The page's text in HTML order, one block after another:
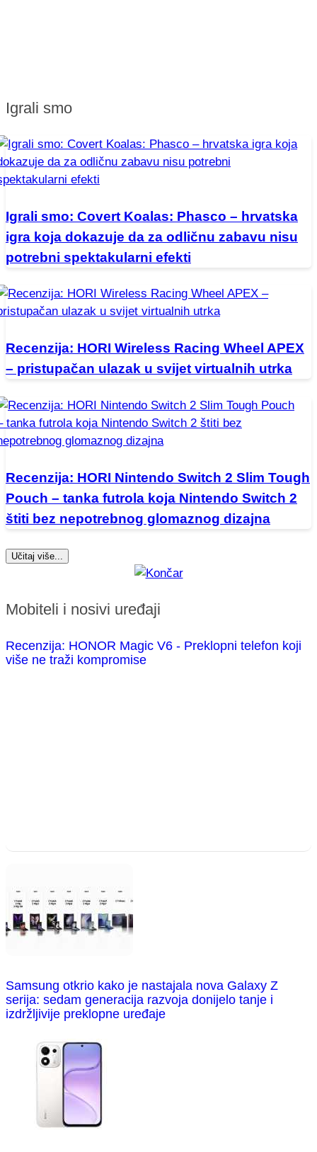
Igrali smo
Igrali smo: Covert Koalas: Phasco – hrvatska
igra koja dokazuje da za odličnu zabavu nisu
potrebni spektakularni efekti
Recenzija: HORI Wireless Racing Wheel APEX
– pristupačan ulazak u svijet virtualnih utrka
Recenzija: HORI Nintendo Switch 2 Slim Tough
Pouch – tanka futrola koja Nintendo Switch 2
štiti bez nepotrebnog glomaznog dizajna
Učitaj više...
Mobiteli i nosivi uređaji
Recenzija: HONOR Magic V6 - Preklopni telefon koji
više ne traži kompromise
Samsung otkrio kako je nastajala nova Galaxy Z
serija: sedam generacija razvoja donijelo tanje i
izdržljivije preklopne uređaje